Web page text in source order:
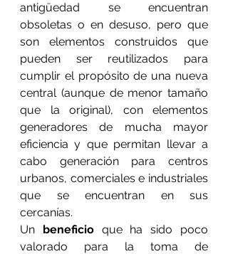
antigüedad se encuentran
obsoletas o en desuso, pero que
son elementos construidos que
pueden ser reutilizados para
cumplir el propósito de una nueva
central (aunque de menor tamaño
que la original), con elementos
generadores de mucha mayor
eficiencia y que permitan llevar a
cabo generación para centros
urbanos, comerciales e industriales
que se encuentran en sus
cercanías.
Un beneficio que ha sido poco
valorado para la toma de